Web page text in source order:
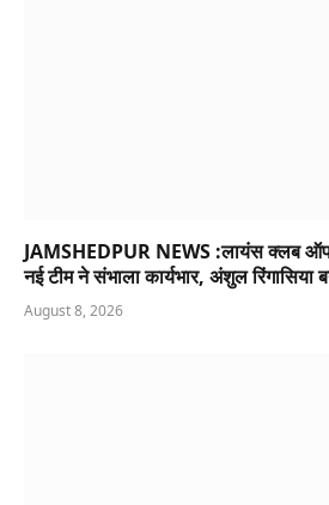
JAMSHEDPUR NEWS :लायंस क्लब
नई टीम ने संभाला कार्यभार, अंशुल रिंगासिया
August 8, 2026